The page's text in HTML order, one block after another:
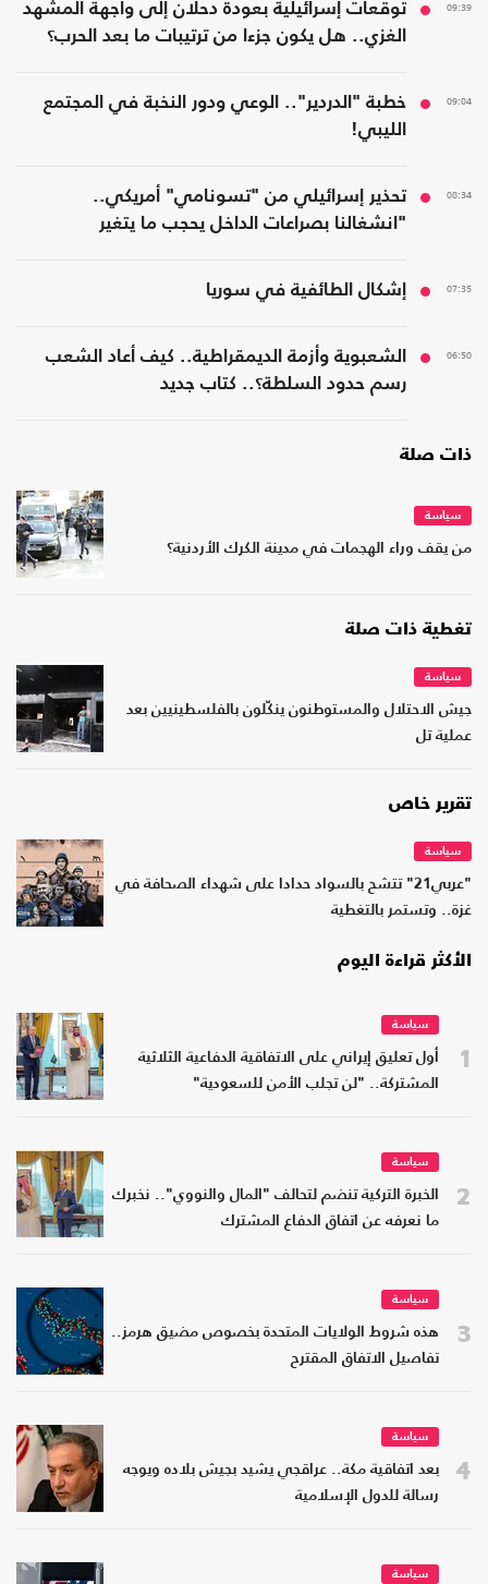
09:39
توقعات إسرائيلية بعودة دحلان إلى واجهة المشهد
الغزي.. هل يكون جزءا من ترتيبات ما بعد الحرب؟
09:04
خطبة "الدردير".. الوعي ودور النخبة في المجتمع
الليبي!
08:34
تحذير إسرائيلي من "تسونامي" أمريكي..
"انشغالنا بصراعات الداخل يحجب ما يتغير
07:35 إشكال الطائفية في سوريا
06:50
الشعبوية وأزمة الديمقراطية.. كيف أعاد الشعب
رسم حدود السلطة؟.. كتاب جديد
ذات صلة
سياسة
من يقف وراء الهجمات في مدينة الكرك الأردنية؟
تغطية ذات صلة
سياسة
جيش الاحتلال والمستوطنون ينكّلون بالفلسطينيين بعد
عملية تل
تقرير خاص
سياسة
"عربي21" تتشح بالسواد حدادا على شهداء الصحافة في
غزة.. وتستمر بالتغطية
الأكثر قراءة اليوم
1
سياسة
أول تعليق إيراني على الاتفاقية الدفاعية الثلاثية
المشتركة.. "لن تجلب الأمن للسعودية"
2
سياسة
الخبرة التركية تنضم لتحالف "المال والنووي".. نخبرك
ما نعرفه عن اتفاق الدفاع المشترك
3
سياسة
هذه شروط الولايات المتحدة بخصوص مضيق هرمز..
تفاصيل الاتفاق المقترح
4
سياسة
بعد اتفاقية مكة.. عراقجي يشيد بجيش بلاده ويوجه
رسالة للدول الإسلامية
سياسة